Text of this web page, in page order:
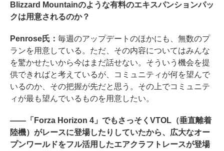
Blizzard Mountainのような有料のエキスパンションパッ
クは用意されるのか？
Penrose氏： 毎週のアップデートのほかにも、無数のプ
ランを用意している。ただ、その内容についてはみんな
を驚かせたいから今はまだ話せない。そういう機会を提
供できればと考えているが、コミュニティが何を望んで
いるのか、その把握が先だと思う。その上でコミュニテ
ィが最も望んでいるものを用意したい。
――「Forza Horizon 4」でもさっそくVTOL（垂直離着
陸機）がレースに登場したりしていたから、広大なオー
プンワールドをフル活用したエアクラフトレースが登場